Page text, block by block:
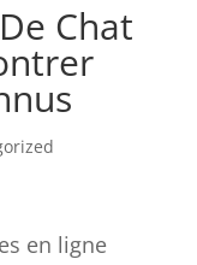
Chat
en ligne